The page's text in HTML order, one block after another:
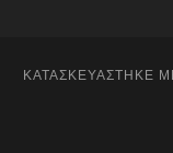
ΚΑΤΑΣΚΕΥΆΣΤΗΚΕ